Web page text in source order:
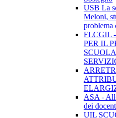
USB La
Meloni,
problema
FLCGIL
PER IL
ASA -
dei
UIL